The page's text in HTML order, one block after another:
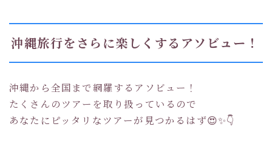
沖縄旅行をさらに楽しくするアソビュー！
沖縄から全国まで網羅するアソビュー！
たくさんのツアーを取り扱っているので
あなたにピッタリなツアーが見つかるはず😍✨👇